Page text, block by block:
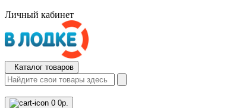
Личный кабинет
Каталог товаров
0 0р.